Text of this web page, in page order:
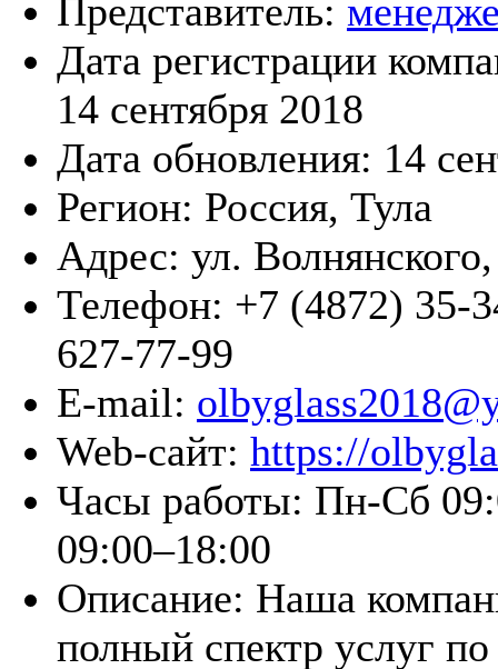
Представитель:
Дата регистрации
14 сентября 2018
Дата обновления: 14
Регион: Россия, Тула
Адрес: ул.
Телефон: +7 (4872) 35-
627-77-99
E-mail:
Web-сайт: https://
Часы работы: Пн-Сб
09:00–18:00
Описание: Наша
полный спектр услуг